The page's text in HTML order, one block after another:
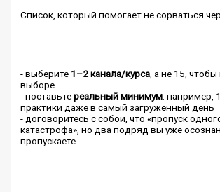
Список, который помогает не сорваться
- выберите 1–2 канала/курса , а не 15,
выборе
- поставьтереальный минимум: например,
практики даже в самый загруженный день
- договоритесь с собой, что «пропуск
катастрофа», но два подряд вы уже
пропускаете